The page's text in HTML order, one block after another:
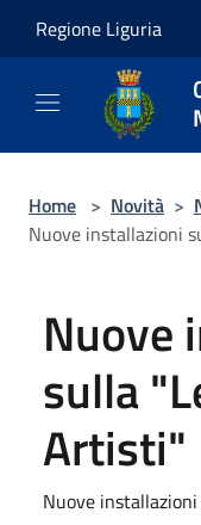
Regione Liguria
Home > Novità >
Nuove installazioni
Nuove
sulla
Artisti"
Nuove